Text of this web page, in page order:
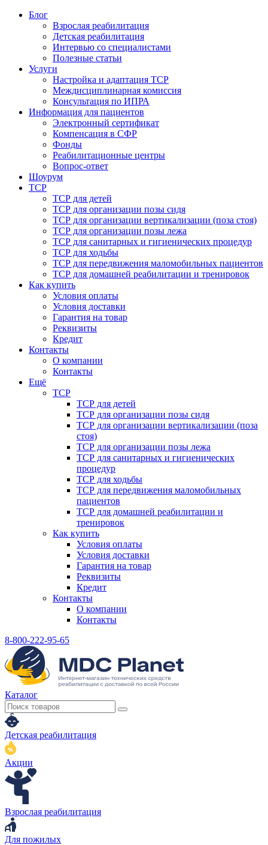
Блог
Взрослая реабилитация
Детская реабилитация
Интервью со специалистами
Полезные статьи
Услуги
Настройка и адаптация ТСР
Междисциплинарная комиссия
Консультация по ИПРА
Информация для пациентов
Электронный сертификат
Компенсация в СФР
Фонды
Реабилитационные центры
Вопрос-ответ
Шоурум
ТСР
ТСР для детей
ТСР для организации позы сидя
ТСР для организации вертикализации (поза стоя)
ТСР для организации позы лежа
ТСР для санитарных и гигиенических процедур
ТСР для ходьбы
ТСР для передвижения маломобильных пациентов
ТСР для домашней реабилитации и тренировок
Как купить
Условия оплаты
Условия доставки
Гарантия на товар
Реквизиты
Кредит
Контакты
О компании
Контакты
Ещё
ТСР
ТСР для детей
ТСР для организации позы сидя
ТСР для организации вертикализации (поза
стоя)
ТСР для организации позы лежа
ТСР для санитарных и гигиенических
процедур
ТСР для ходьбы
ТСР для передвижения маломобильных
пациентов
ТСР для домашней реабилитации и
тренировок
Как купить
Условия оплаты
Условия доставки
Гарантия на товар
Реквизиты
Кредит
Контакты
О компании
Контакты
8-800-222-95-65
Каталог
Детская реабилитация
Акции
Взрослая реабилитация
Для пожилых